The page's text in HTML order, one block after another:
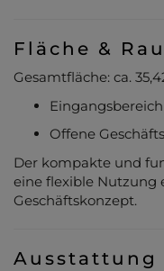
Fläche &
Gesamtfläche: ca.
Eingangsbereich
Offene
Der kompakte und
eine flexible Nutzung
Geschäftskonzept.
Ausstattung